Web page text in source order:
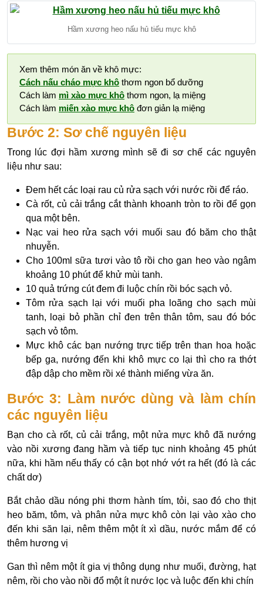
Hầm xương heo nấu hủ tiếu mực khô
Xem thêm món ăn về khô mực:
Cách nấu cháo mực khô thơm ngon bổ dưỡng
Cách làm mì xào mực khô thơm ngon, lạ miệng
Cách làm miến xào mực khô đơn giản lạ miệng
Bước 2: Sơ chế nguyên liệu
Trong lúc đợi hầm xương mình sẽ đi sơ chế các nguyên
liệu như sau:
Đem hết các loại rau củ rửa sạch với nước rồi để ráo.
Cà rốt, củ cải trắng cắt thành khoanh tròn to rồi để gọn
qua một bên.
Nạc vai heo rửa sạch với muối sau đó băm cho thật
nhuyễn.
Cho 100ml sữa tươi vào tô rồi cho gan heo vào ngâm
khoảng 10 phút để khử mùi tanh.
10 quả trứng cút đem đi luộc chín rồi bóc sạch vỏ.
Tôm rửa sạch lại với muối pha loãng cho sạch mùi
tanh, loại bỏ phần chỉ đen trên thân tôm, sau đó bóc
sạch vỏ tôm.
Mực khô các bạn nướng trực tiếp trên than hoa hoặc
bếp ga, nướng đến khi khô mực co lại thì cho ra thớt
đập dập cho mềm rồi xé thành miếng vừa ăn.
Bước 3: Làm nước dùng và làm chín
các nguyên liệu
Bạn cho cà rốt, củ cải trắng, một nửa mực khô đã nướng
vào nồi xương đang hầm và tiếp tục ninh khoảng 45 phút
nữa, khi hầm nếu thấy có cận bọt nhớ vớt ra hết (đó là các
chất dơ)
Bắt chảo dầu nóng phi thơm hành tím, tỏi, sao đó cho thịt
heo băm, tôm, và phân nửa mực khô còn lại vào xào cho
đến khi săn lại, nêm thêm một ít xì dầu, nước mắm để có
thêm hương vị
Gan thì nêm một ít gia vị thông dụng như muối, đường, hạt
nêm, rồi cho vào nồi đổ một ít nước lọc và luộc đến khi chín